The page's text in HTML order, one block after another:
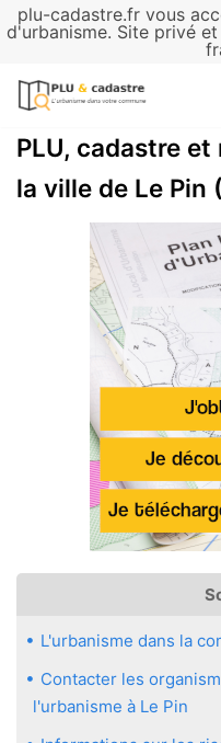
plu-cadastre.fr vous
d'urbanisme. Site privé
Aller
contenu
PLU, cadastre
la ville de Le Pin
L'urbanisme dans la
Contacter les
l'urbanisme à Le Pin